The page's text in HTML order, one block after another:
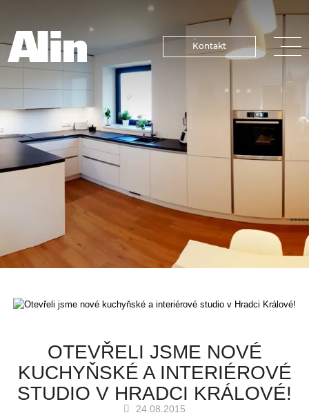
Kontakt
OTEVŘELI JSME NOVÉ
KUCHYŇSKÉ A INTERIÉROVÉ
STUDIO V HRADCI KRÁLOVÉ!
24.08.2015